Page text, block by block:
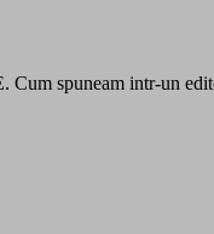
spuneam intr-un